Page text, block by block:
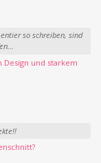
so schreiben, sind
und starkem